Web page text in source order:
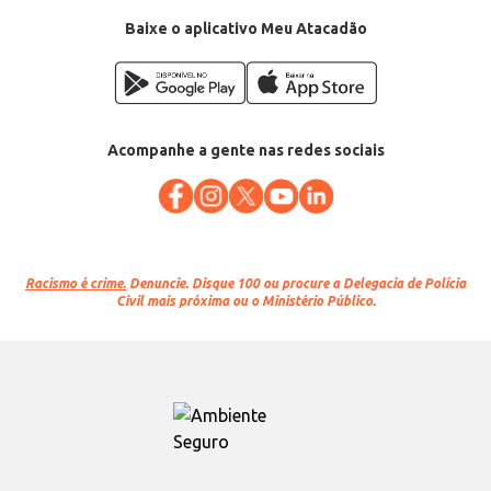
Baixe o aplicativo Meu Atacadão
Acompanhe a gente nas redes sociais
Racismo é crime. Denuncie. Disque 100 ou procure a Delegacia de Polícia
Civil mais próxima ou o Ministério Público.